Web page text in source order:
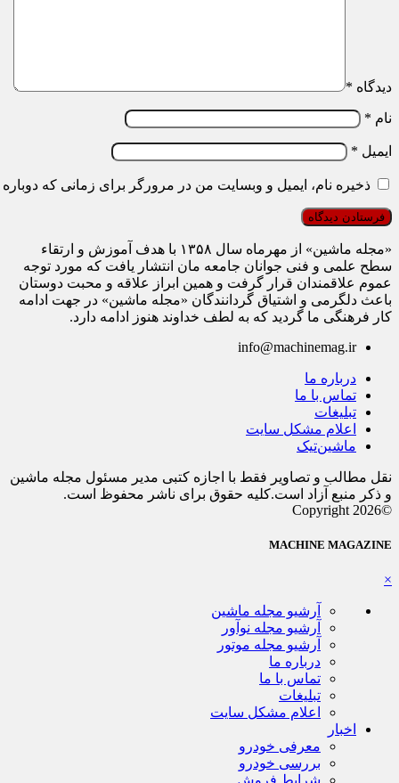
دیدگاه *
نام *
ایمیل *
ذخیره نام، ایمیل و وبسایت من در مرورگر برای زمانی که
«مجله ماشین» از مهرماه سال ۱۳۵۸ با هدف آموزش و ارتقاء
سطح علمی و فنی جوانان جامعه مان انتشار یافت که مورد توجه
عموم علاقمندان قرار گرفت و همین ابراز علاقه و محبت دوستان
باعث دلگرمی و اشتیاق گردانندگان «مجله ماشین» در جهت ادامه
کار فرهنگی ما گردید که به لطف خداوند هنوز ادامه دارد.
info@machinemag.ir
درباره ما
تماس با ما
تبلیغات
اعلام مشکل سایت
ماشین‌تیک
نقل مطالب و تصاویر فقط با اجازه کتبی مدیر مسئول مجله ماشین
و ذکر منبع آزاد است.کلیه حقوق برای ناشر محفوظ است.
©Copyright 2026
MACHINE MAGAZINE
×
آرشیو مجله ماشین
آرشیو مجله نوآور
آرشیو مجله موتور
درباره ما
تماس با ما
تبلیغات
اعلام مشکل سایت
اخبار
معرفی خودرو
بررسی خودرو
شرایط فروش